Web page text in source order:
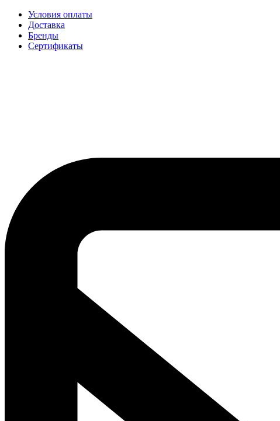
Условия оплаты
Доставка
Бренды
Сертификаты